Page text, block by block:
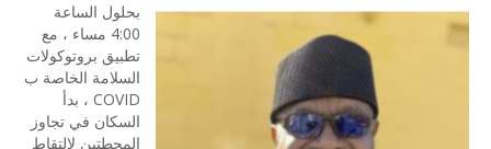
بحلول الساعة
4:00 مساء ، مع
تطبيق بروتوكولات
السلامة الخاصة ب
COVID ، بدأ
السكان في تجاوز
المحطتين لالتقاط